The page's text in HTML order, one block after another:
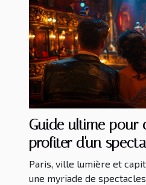
Guide ultime pour
profiter d'un
Paris
Paris, ville lumière et
une myriade de